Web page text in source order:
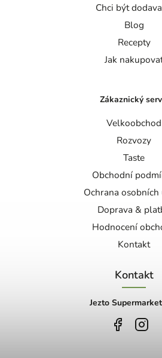
Chci být
Blog
Recepty
Jak
Zákaznický
Velkoobchod
Rozvozy
Taste
Obchodní
Ochrana osobních
Doprava &
Hodnocení
Kontakt
Kontakt
Jezto